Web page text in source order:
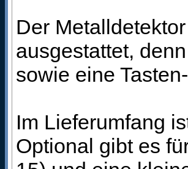
Der
ausgestattet,
sowie eine
Im Lieferumfang
Optional gibt es